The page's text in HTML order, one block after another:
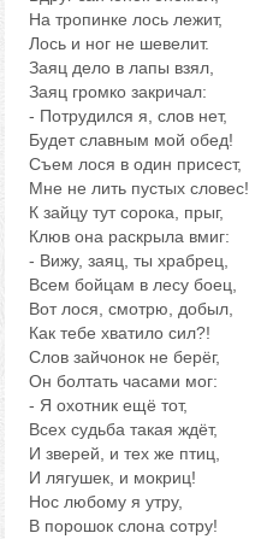
На тропинке лось лежит,
Лось и ног не шевелит.
Заяц дело в лапы взял,
Заяц громко закричал:
- Потрудился я, слов нет,
Будет славным мой обед!
Съем лося в один присест,
Мне не лить пустых словес!
К зайцу тут сорока, прыг,
Клюв она раскрыла вмиг:
- Вижу, заяц, ты храбрец,
Всем бойцам в лесу боец,
Вот лося, смотрю, добыл,
Как тебе хватило сил?!
Слов зайчонок не берёг,
Он болтать часами мог:
- Я охотник ещё тот,
Всех судьба такая ждёт,
И зверей, и тех же птиц,
И лягушек, и мокриц!
Нос любому я утру,
В порошок слона сотру!